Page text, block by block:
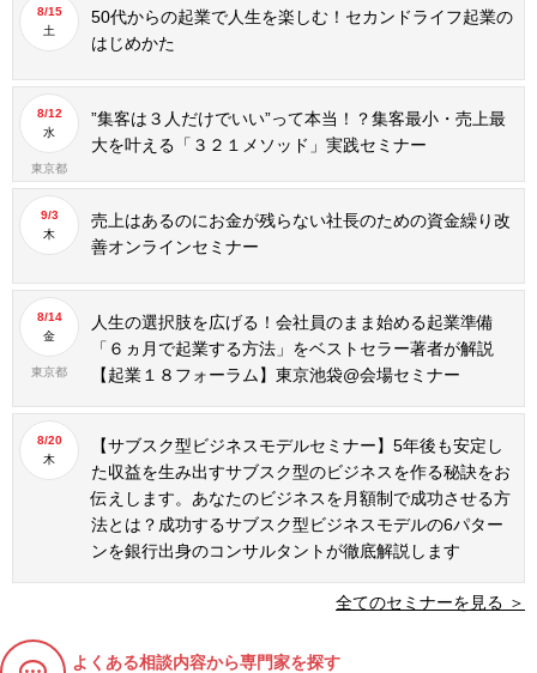
8/15
土
50代からの起業で人生を楽しむ！セカンドライフ起業の
はじめかた
8/12
水
東京都
”集客は３人だけでいい”って本当！？集客最小・売上最
大を叶える「３２１メソッド」実践セミナー
9/3
木
売上はあるのにお金が残らない社長のための資金繰り改
善オンラインセミナー
8/14
金
東京都
人生の選択肢を広げる！会社員のまま始める起業準備
「６ヵ月で起業する方法」をベストセラー著者が解説
【起業１８フォーラム】東京池袋@会場セミナー
8/20
木
【サブスク型ビジネスモデルセミナー】5年後も安定し
た収益を生み出すサブスク型のビジネスを作る秘訣をお
伝えします。あなたのビジネスを月額制で成功させる方
法とは？成功するサブスク型ビジネスモデルの6パター
ンを銀行出身のコンサルタントが徹底解説します
全てのセミナーを見る ＞
よくある相談内容から専門家を探す